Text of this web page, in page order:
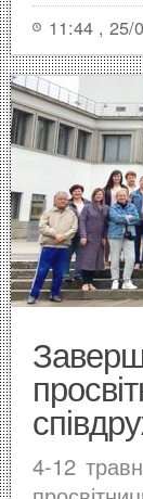
11:44 , 25/
4-12